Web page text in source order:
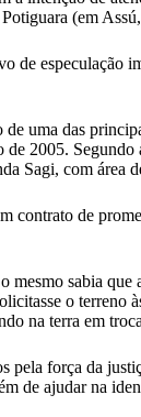
(em
especulação
uma das
2005.
com área
contrato de
sabia
o
na terra em
força da
de ajudar na